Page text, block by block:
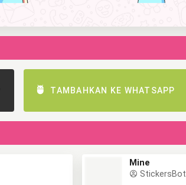
TAMBAHKAN KE WHATSAPP
Mine
StickersBot